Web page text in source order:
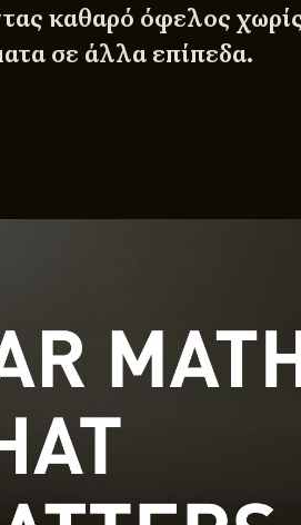
καθαρό όφελος
σε άλλα επίπεδα.